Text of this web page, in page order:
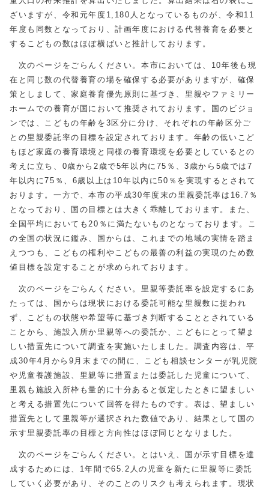
ざいますが、令和元年度1,180人となっているものが、令和11
年度も同数となっており、計画年度における代替養育を必要と
するこどもの数はほぼ横ばいと推計しております。
次のページをごらんください。本市においては、10年後も現
在と同じ数の代替養育の場を確保する必要がありますが、確保
策としまして、家庭養育優先原則に基づき、里親やファミリー
ホームでの養育が国において推奨されております。国のビジョ
ンでは、こどもの年齢を3区分に分け、それぞれの年齢区分ご
との里親委託率の目標を設定されております。年齢の低いこど
もほど家庭の養育環境と同様の養育環境を必要としているとの
考えに立ち、0歳から2歳で5年以内に75％、3歳から5歳では7
年以内に75％、6歳以上は10年以内に50％を実現するとされて
おります。一方で、本市の平成30年度末の里親委託率は16.7％
となっており、国の目標とは大きく乖離しております。また、
全国平均においても20％に満たないものとなっております。こ
の全国の状況に鑑み、国からは、これまでの地域の実情を踏ま
えつつも、こどもの権利やこどもの最善の利益の実現のため数
値目標を設定することが求められております。
次のページをごらんください。里親等委託率を設定するにあ
たっては、国からは現状における委託可能な里親数に捉われ
ず、こどもの状態や希望等に基づき判断することとされている
ことから、施設入所か里親等への委託か、こどもにとって望ま
しい措置先について調査を実施いたしました。調査内容は、平
成30年4月から9月末までの間に、こども相談センターが乳児院
や児童養護施設、里親等に措置または委託した児童について、
里親も施設入所枠も量的に十分あると仮定したときに望ましい
と考える措置先について回答を得たものです。表は、望ましい
措置先として里親等が選択された数値であり、結果として国の
示す里親委託率の目標と方向性はほぼ同じとなりました。
次のページをごらんください。とはいえ、国が示す目標を達
成するためには、1年間で65.2人の児童を新たに里親等に委託
していく必要があり、そのことのリスクも考えられます。現状